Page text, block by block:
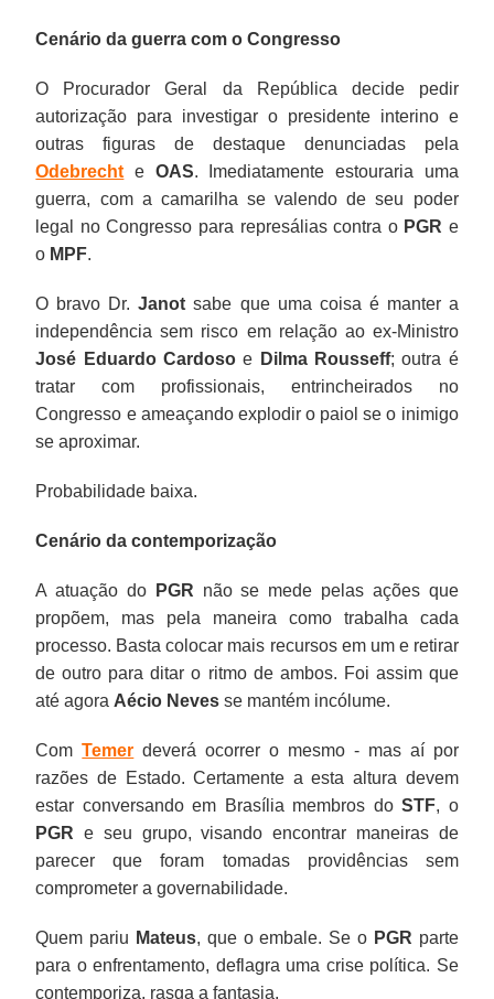
Cenário da guerra com o Congresso
O Procurador Geral da República decide pedir
autorização para investigar o presidente interino e
outras figuras de destaque denunciadas pela
Odebrecht e OAS. Imediatamente estouraria uma
guerra, com a camarilha se valendo de seu poder
legal no Congresso para represálias contra o PGR e
o MPF.
O bravo Dr.Janot sabe que uma coisa é manter a
independência sem risco em relação ao ex-Ministro
José Eduardo Cardoso e Dilma Rousseff; outra é
tratar com profissionais, entrincheirados no
Congresso e ameaçando explodir o paiol se o inimigo
se aproximar.
Probabilidade baixa.
Cenário da contemporização
A atuação do PGR não se mede pelas ações que
propõem, mas pela maneira como trabalha cada
processo. Basta colocar mais recursos em um e retirar
de outro para ditar o ritmo de ambos. Foi assim que
até agora Aécio Neves se mantém incólume.
ComTemer deverá ocorrer o mesmo - mas aí por
razões de Estado. Certamente a esta altura devem
estar conversando em Brasília membros doSTF, o
PGR e seu grupo, visando encontrar maneiras de
parecer que foram tomadas providências sem
comprometer a governabilidade.
Quem pariu Mateus, que o embale. Se o PGR parte
para o enfrentamento, deflagra uma crise política. Se
contemporiza, rasga a fantasia.